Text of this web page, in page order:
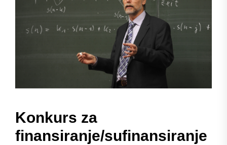
Konkurs za
finansiranje/sufinansiranje